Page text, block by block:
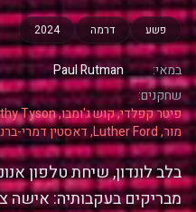
פשע דרמה 2024
במאי:
Paul Rutman
שחקנים:
מור, Luther Ford, דאסטין דמרי-ברנס
בלב לונדון, שיחת טלפון
מבריקים בעקבותיה: אישה